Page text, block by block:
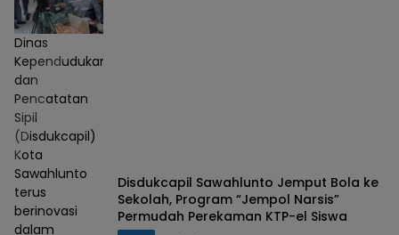
Dinas
Kependudukan
dan
Pencatatan
Sipil
(Disdukcapil)
Kota
Sawahlunto
terus
berinovasi
dalam
Disdukcapil Sawahlunto Jemput Bola ke
Sekolah, Program “Jempol Narsis”
Permudah Perekaman KTP-el Siswa